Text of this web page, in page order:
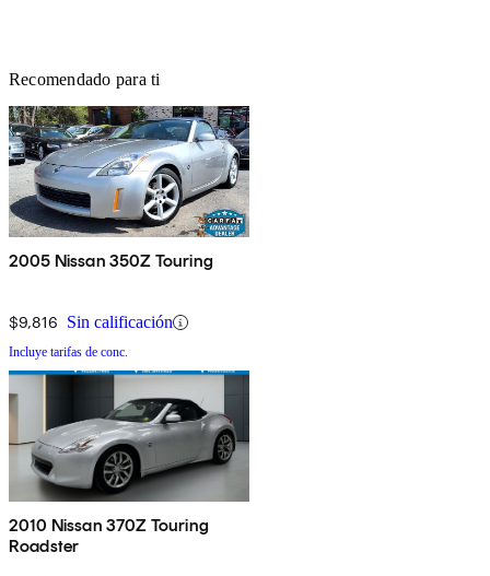
Recomendado para ti
2005 Nissan 350Z Touring
$9,816 Sin calificación
Incluye tarifas de conc.
2010 Nissan 370Z Touring
Roadster